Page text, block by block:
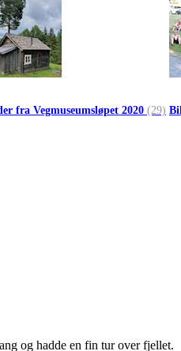
fra Vegmuseumsløpet 2020 (29)
og hadde en fin tur over fjellet.